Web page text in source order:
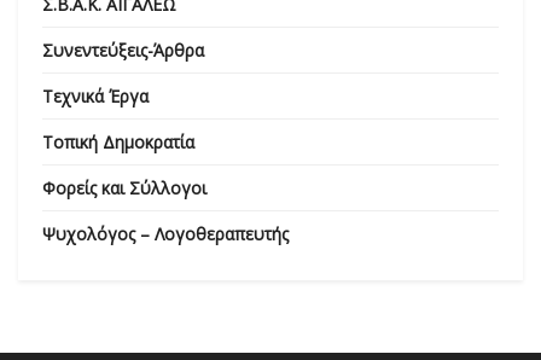
Συνεντεύξεις-Άρθρα
Τεχνικά Έργα
Τοπική Δημοκρατία
Φορείς και Σύλλογοι
Ψυχολόγος – Λογοθεραπευτής